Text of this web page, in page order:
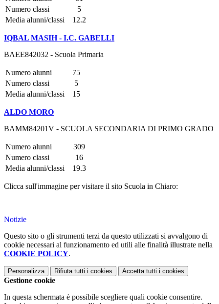
Numero classi
5
Media alunni/classi
12.2
IQBAL MASIH - I.C. GABELLI
BAEE842032 - Scuola Primaria
Numero alunni
75
Numero classi
5
Media alunni/classi
15
ALDO MORO
BAMM84201V - SCUOLA SECONDARIA DI PRIMO GRADO
Numero alunni
309
Numero classi
16
Media alunni/classi
19.3
Clicca sull'immagine per visitare il sito Scuola in Chiaro:
Notizie
Questo sito o gli strumenti terzi da questo utilizzati si avvalgono di
cookie necessari al funzionamento ed utili alle finalità illustrate nella
COOKIE POLICY.
Personalizza Rifiuta tutti i cookies Accetta tutti i cookies
Gestione cookie
In questa schermata è possibile scegliere quali cookie consentire.